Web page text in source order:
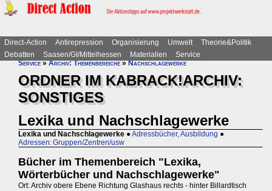
Direct-Action Antirepression Organisierung Umwelt
Theorie&Politik
Debatten
Saasen/GI/Mittelhessen Materialien
Service
Service»Archiv: Themenbereiche»Nachschlagewerke
ORDNER IM KABRACK!ARCHIV:
SONSTIGES
Lexika und Nachschlagewerke
Lexika und Nachschlagewerke ●Adressbücher, Ausbildung ●
Adressen: Gruppen/Zentren/usw
Bücher im Themenbereich "Lexika,
Wörterbücher und Nachschlagewerke"
Ort: Archiv obere Ebene Richtung Glashaus rechts - hinter Billardtisch